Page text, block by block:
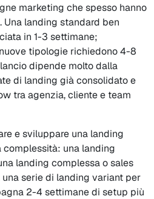
marketing che spesso hanno
landing standard ben
in 1-3 settimane;
tipologie richiedono 4-8
dipende molto dalla
di landing già consolidato e
tra agenzia, cliente e team
e sviluppare una landing
una landing
landing complessa o sales
serie di landing variant per
2-4 settimane di setup più